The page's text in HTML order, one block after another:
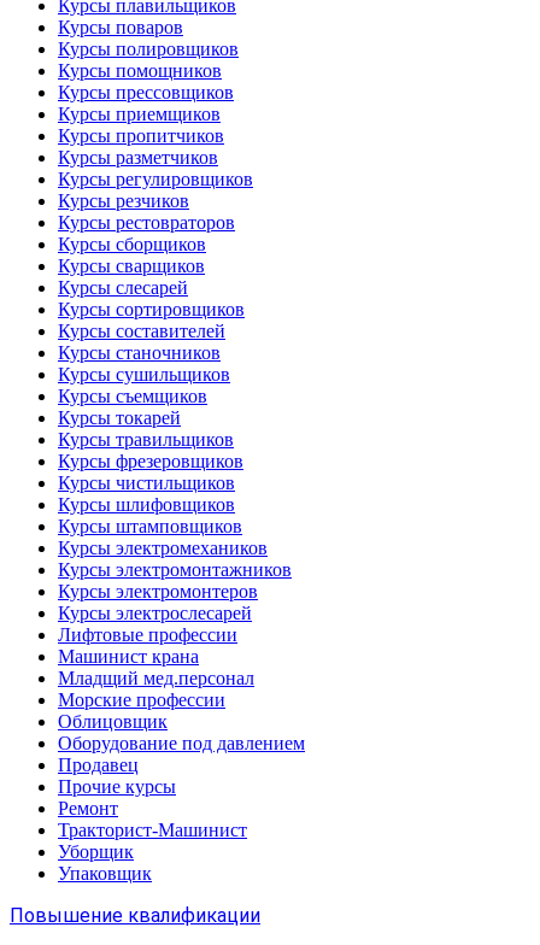
Курсы плавильщиков
Курсы поваров
Курсы полировщиков
Курсы помощников
Курсы прессовщиков
Курсы приемщиков
Курсы пропитчиков
Курсы разметчиков
Курсы регулировщиков
Курсы резчиков
Курсы рестовраторов
Курсы сборщиков
Курсы сварщиков
Курсы слесарей
Курсы сортировщиков
Курсы составителей
Курсы станочников
Курсы сушильщиков
Курсы съемщиков
Курсы токарей
Курсы травильщиков
Курсы фрезеровщиков
Курсы чистильщиков
Курсы шлифовщиков
Курсы штамповщиков
Курсы электромехаников
Курсы электромонтажников
Курсы электромонтеров
Курсы электрослесарей
Лифтовые профессии
Машинист крана
Младщий мед.персонал
Морские профессии
Облицовщик
Оборудование под давлением
Продавец
Прочие курсы
Ремонт
Тракторист-Машинист
Уборщик
Упаковщик
Повышение квалификации